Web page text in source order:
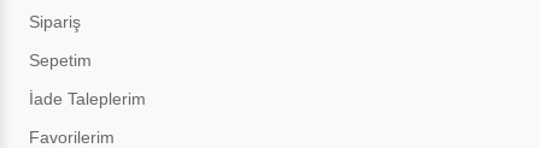
Sipariş
Sepetim
İade Taleplerim
Favorilerim